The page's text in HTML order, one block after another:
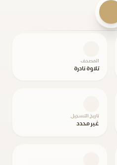
المصحف
تلاوة نادرة
تاريخ التسجيل
غير محدد